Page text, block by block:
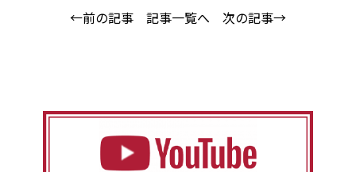
←前の記事 記事一覧へ 次の記事→